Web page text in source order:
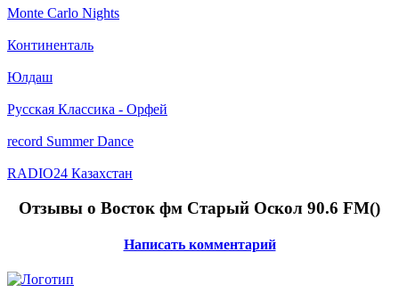
Monte Carlo Nights
Континенталь
Юлдаш
Русская Классика - Орфей
record Summer Dance
RADIO24 Казахстан
Отзывы о Восток фм Старый Оскол 90.6 FM()
Написать комментарий